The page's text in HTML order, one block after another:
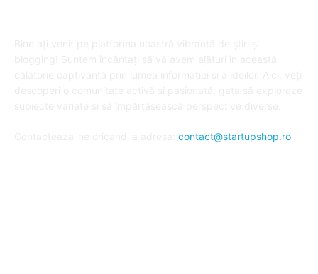
contact@startupshop.ro